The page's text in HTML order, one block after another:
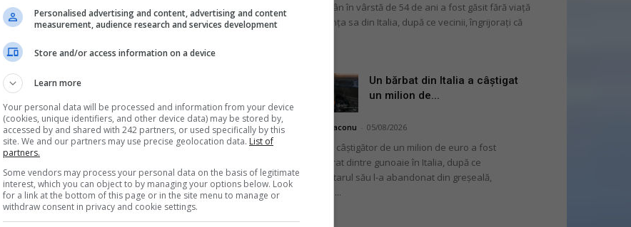
Un român în vârstă de 54 de ani a fost găsit fără viață
în locuința sa din Italia, după ce vecinii, îngrijorați că
Un bărbat din Italia a câștigat
un milion de...
Mihai Diaconu 05/08/2026
Un bilet câștigător de un milion de euro a fost
recuperat dintre gunoaie în Italia, după ce
proprietarul său l-a abandonat din greșeală,
convins...
Personalised advertising and content, advertising and content
measurement, audience research and services development
Store and/or access information on a device
Learn more
Your personal data will be processed and information from your device
(cookies, unique identifiers, and other device data) may be stored by,
accessed by and shared with 242 partners, or used specifically by this
site. We and our partners may use precise geolocation data. List of
partners.
Some vendors may process your personal data on the basis of legitimate
interest, which you can object to by managing your options below. Look
for a link at the bottom of this page or in the site menu to manage or
withdraw consent in privacy and cookie settings.